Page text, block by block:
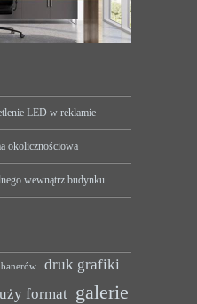
LED w reklamie
okolicznościowa
wewnątrz budynku
druk grafiki
format galerie